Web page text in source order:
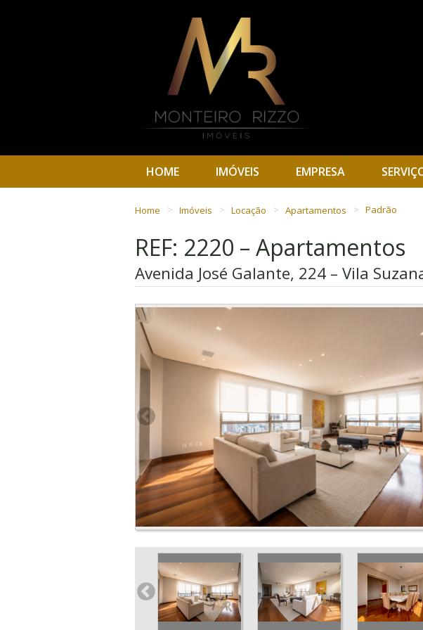
HOME IMÓVEIS EMPRESA
Home Imóveis Locação Apartamentos Padrão
REF: 2220 – Apartamentos
Avenida José Galante, 224 – Vila